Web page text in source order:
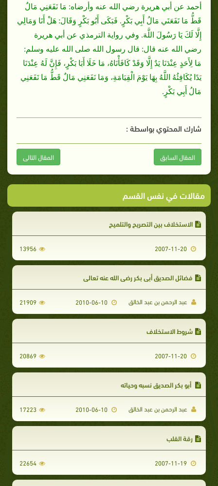
أحمد عن أبي هريرة رضي الله عنه وأرضاه: مَا نَفَعَنِي مَالٌ
قَطُّ مَا نَفَعَنَي مَالُ أَبِي بَكْرٍ. فَبَكَى أَبُو بَكْرٍ وَقَالَ: هَلْ أَنَا وَمَالِي
إِلَّا لَكَ يَا رَسُولَ اللَّهَ. وفي رواية الترمذي عن أبي هريرة
رضي الله عنه قال: قال رسول الله صلى الله عليه وسلم:
مَا لِأَحَدٍ عِنْدَنَا يَدٌ إِلَّا وَقَدْ كَافَأْنَاهُ، مَا خَلَا أَبَا بَكْرٍ، فَإِنَّ لَهُ عِنْدَنَا
يَدًا يُكَافِئُهُ اللَّهُ بِهَا يَوْمَ الْقِيَامَةِ، وَمَا نَفَعَنِي مَالٌ قَطُّ مَا نَفَعَنِي
مَالُ أَبِي بَكْرٍ.
شارك المحتوي بواسطة :
المقال السابق المقال التالى
مقالات في نفس القسم
الاستخلاف بين التصريح والتلميح
13956
فضائل الصديق أبي بكر رضي الله عنه تعالى
عبد الرحمن بن عبد الخالق 21909
شروط الاستخلاف
20869
أبو بكر الصديق نسبه وحياته
عبد الرحمن بن عبد الخالق 17223
رقة القلب
22654